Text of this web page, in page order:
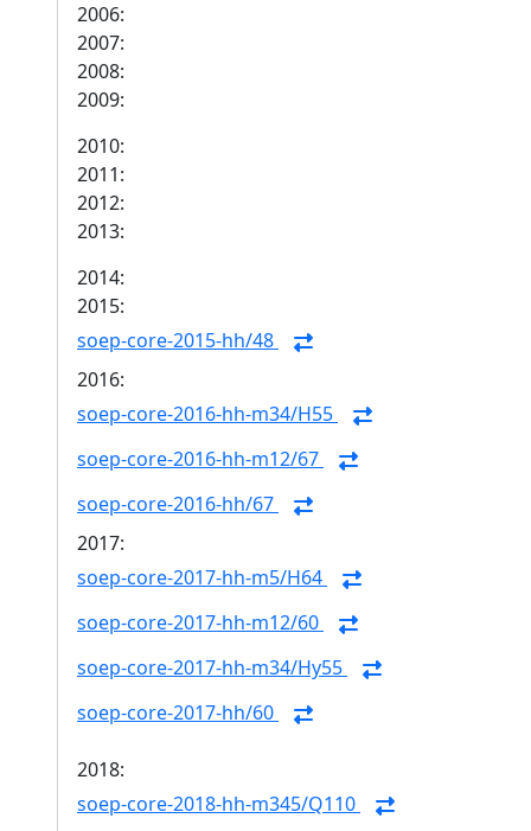
2006:
2007:
2008:
2009:
2010:
2011:
2012:
2013:
2014:
2015:
soep-core-2015-hh/48
2016:
soep-core-2016-hh-m34/H55
soep-core-2016-hh-m12/67
soep-core-2016-hh/67
2017:
soep-core-2017-hh-m5/H64
soep-core-2017-hh-m12/60
soep-core-2017-hh-m34/Hy55
soep-core-2017-hh/60
2018:
soep-core-2018-hh-m345/Q110